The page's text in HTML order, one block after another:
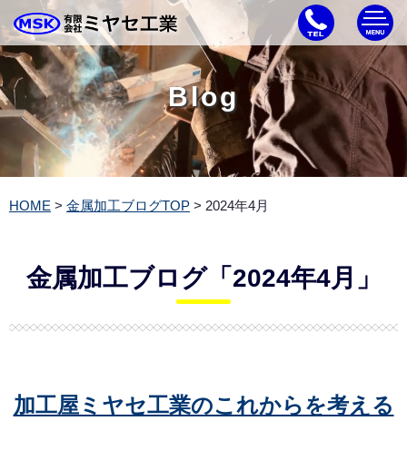
Blog
HOME > 金属加工ブログTOP > 2024年4月
金属加工ブログ「2024年4月」
加工屋ミヤセ工業のこれからを考える